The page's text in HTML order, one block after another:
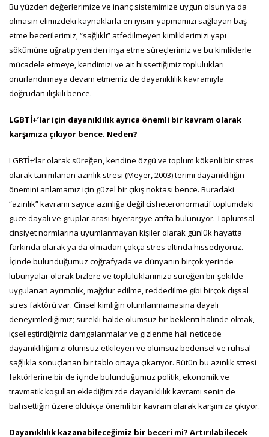
Bu yüzden değerlerimize ve inanç sistemimize uygun olsun ya da
olmasın elimizdeki kaynaklarla en iyisini yapmamızı sağlayan baş
etme becerilerimiz, “sağlıklı” atfedilmeyen kimliklerimizi yapı
sökümüne uğratıp yeniden inşa etme süreçlerimiz ve bu kimliklerle
mücadele etmeye, kendimizi ve ait hissettiğimiz toplulukları
onurlandırmaya devam etmemiz de dayanıklılık kavramıyla
doğrudan ilişkili bence.
LGBTİ+’lar için dayanıklılık ayrıca önemli bir kavram olarak
karşımıza çıkıyor bence. Neden?
LGBTİ+’lar olarak süreğen, kendine özgü ve toplum kökenli bir stres
olarak tanımlanan azınlık stresi (Meyer, 2003) terimi dayanıklılığın
önemini anlamamız için güzel bir çıkış noktası bence. Buradaki
“azınlık” kavramı sayıca azınlığa değil cisheteronormatif toplumdaki
güce dayalı ve gruplar arası hiyerarşiye atıfta bulunuyor. Toplumsal
cinsiyet normlarına uyumlanmayan kişiler olarak günlük hayatta
farkında olarak ya da olmadan çokça stres altında hissediyoruz.
İçinde bulunduğumuz coğrafyada ve dünyanın birçok yerinde
lubunyalar olarak bizlere ve topluluklarımıza süreğen bir şekilde
uygulanan ayrımcılık, mağdur edilme, reddedilme gibi birçok dışsal
stres faktörü var. Cinsel kimliğin olumlanmamasına dayalı
deneyimlediğimiz; sürekli halde olumsuz bir beklenti halinde olmak,
içselleştirdiğimiz damgalanmalar ve gizlenme hali neticede
dayanıklılığımızı olumsuz etkileyen ve olumsuz bedensel ve ruhsal
sağlıkla sonuçlanan bir tablo ortaya çıkarıyor. Bütün bu azınlık stresi
faktörlerine bir de içinde bulunduğumuz politik, ekonomik ve
travmatik koşulları eklediğimizde dayanıklılık kavramı senin de
bahsettiğin üzere oldukça önemli bir kavram olarak karşımıza çıkıyor.
Dayanıklılık kazanabileceğimiz bir beceri mi? Artırılabilecek